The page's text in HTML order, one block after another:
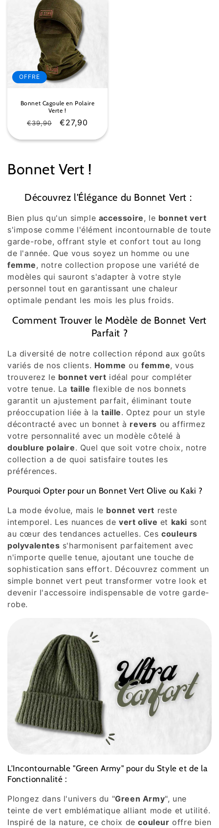
OFFRE
Bonnet Cagoule en Polaire
Verte !
Prix
€39,90
Prix
€27,90
C
l
e
c
t
i
o
:
Bonnet Vert !
Découvrez l'Élégance du Bonnet Vert :
Bien plus qu'un simple accessoire, le bonnet vert
s'impose comme l'élément incontournable de toute
garde-robe, offrant style et confort tout au long
de l'année. Que vous soyez un homme ou une
femme, notre collection propose une variété de
modèles qui sauront s'adapter à votre style
personnel tout en garantissant une chaleur
optimale pendant les mois les plus froids.
Comment Trouver le Modèle de Bonnet Vert
Parfait ?
La diversité de notre collection répond aux goûts
variés de nos clients. Homme oufemme, vous
trouverez le bonnet vert idéal pour compléter
votre tenue. La taille flexible de nos bonnets
garantit un ajustement parfait, éliminant toute
préoccupation liée à lataille. Optez pour un style
décontracté avec un bonnet à revers ou affirmez
votre personnalité avec un modèle côtelé à
doublure polaire. Quel que soit votre choix, notre
collection a de quoi satisfaire toutes les
préférences.
Pourquoi Opter pour un Bonnet Vert Olive ou Kaki ?
La mode évolue, mais le bonnet vert reste
intemporel. Les nuances devert olive et kaki sont
au cœur des tendances actuelles. Cescouleurs
polyvalentes s'harmonisent parfaitement avec
n'importe quelle tenue, ajoutant une touche de
sophistication sans effort. Découvrez comment un
simple bonnet vert peut transformer votre look et
devenir l'accessoire indispensable de votre garde-
robe.
L'Incontournable "Green Army" pour du Style et de la
Fonctionnalité :
Plongez dans l'univers du "Green Army", une
teinte de vert emblématique alliant mode et utilité.
Inspiré de la nature, ce choix decouleur offre bien